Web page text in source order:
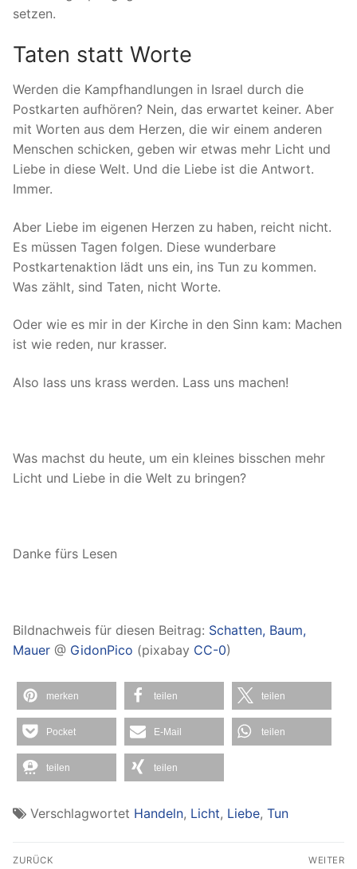
setzen.
Taten statt Worte
Werden die Kampfhandlungen in Israel durch die
Postkarten aufhören? Nein, das erwartet keiner. Aber
mit Worten aus dem Herzen, die wir einem anderen
Menschen schicken, geben wir etwas mehr Licht und
Liebe in diese Welt. Und die Liebe ist die Antwort.
Immer.
Aber Liebe im eigenen Herzen zu haben, reicht nicht.
Es müssen Tagen folgen. Diese wunderbare
Postkartenaktion lädt uns ein, ins Tun zu kommen.
Was zählt, sind Taten, nicht Worte.
Oder wie es mir in der Kirche in den Sinn kam: Machen
ist wie reden, nur krasser.
Also lass uns krass werden. Lass uns machen!
Was machst du heute, um ein kleines bisschen mehr
Licht und Liebe in die Welt zu bringen?
Danke fürs Lesen
Bildnachweis für diesen Beitrag: Schatten, Baum,
Mauer @ GidonPico (pixabay CC-0)
merken teilen teilen
Pocket E-Mail teilen
teilen teilen
Verschlagwortet Handeln, Licht, Liebe, Tun
Beitragsnavigation
ZURÜCK WEITER